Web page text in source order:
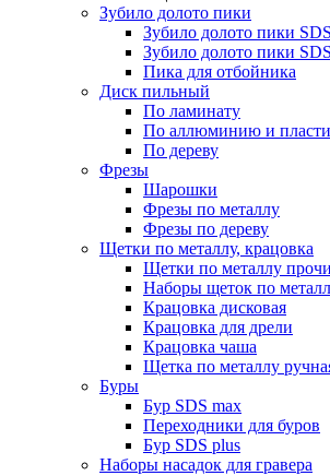
Зубило долото пики
Зубило долото пики
Зубило долото пики
Пика для отбойника
Диск пильный
По ламинату
По аллюминию и
По дереву
Фрезы
Шарошки
Фрезы по металлу
Фрезы по дереву
Щетки по металлу, крацовка
Щетки по металлу
Наборы щеток по
Крацовка дисковая
Крацовка для дрели
Крацовка чаша
Щетка по металлу
Буры
Бур SDS max
Переходники для буров
Бур SDS plus
Наборы насадок для гравера